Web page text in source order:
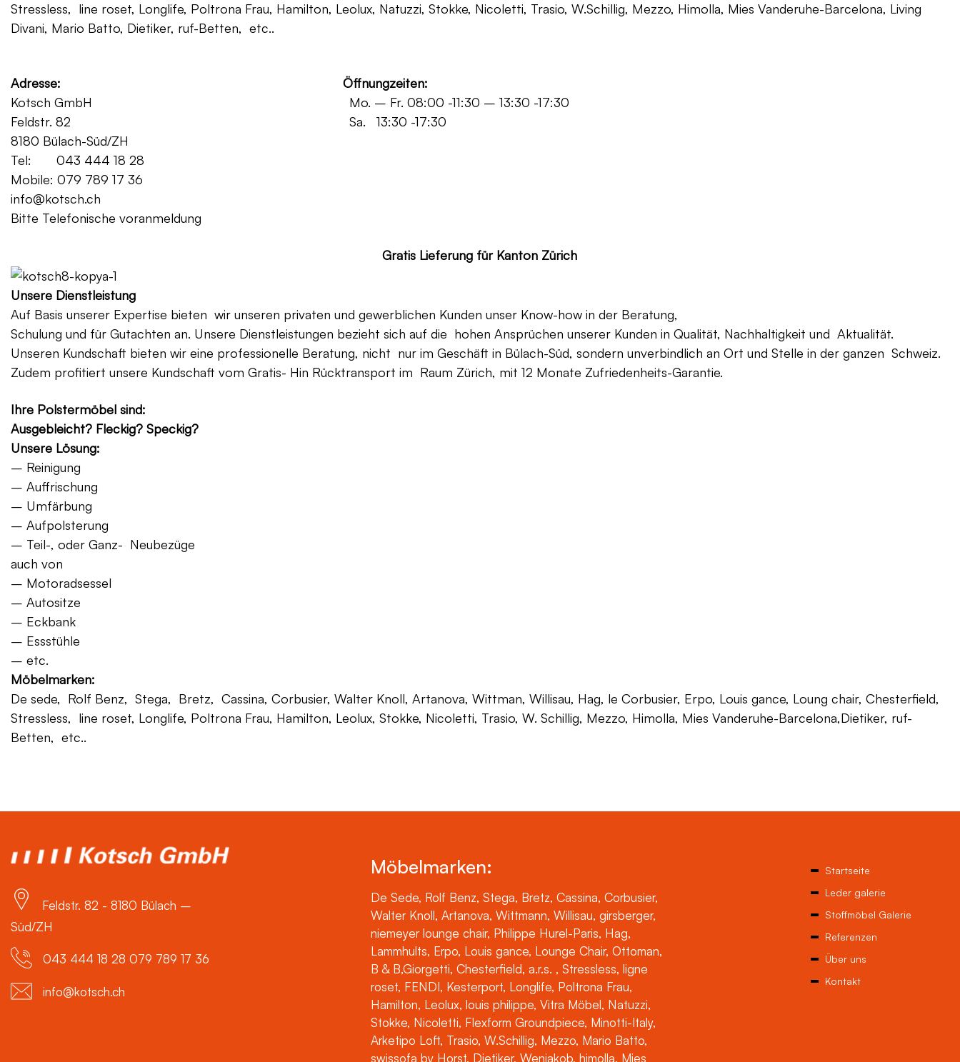
Stressless, line roset, Longlife, Poltrona Frau, Hamilton, Leolux, Natuzzi, Stokke, Nicoletti, Trasio, W.Schillig, Mezzo, Himolla, Mies Vanderuhe-Barcelona, Living
Divani, Mario Batto, Dietiker, ruf-Betten, etc..
Adresse:
Öffnungzeiten:
Kotsch GmbH Mo. – Fr. 08:00 -11:30 – 13:30 -17:30
Feldstr. 82 Sa. 13:30 -17:30
8180 Bülach-Süd/ZH
Tel: 043 444 18 28
Mobile: 079 789 17 36
info@kotsch.ch
Bitte Telefonische voranmeldung
Gratis Lieferung für Kanton Zürich
Unsere Dienstleistung
Auf Basis unserer Expertise bieten wir unseren privaten und gewerblichen Kunden unser Know-how in der Beratung,
Schulung und für Gutachten an. Unsere Dienstleistungen bezieht sich auf die hohen Ansprüchen unserer Kunden in Qualität, Nachhaltigkeit und Aktualität.
Unseren Kundschaft bieten wir eine professionelle Beratung, nicht nur im Geschäft in Bülach-Süd, sondern unverbindlich an Ort und Stelle in der ganzen Schweiz.
Zudem profitiert unsere Kundschaft vom Gratis- Hin Rücktransport im Raum Zürich, mit 12 Monate Zufriedenheits-Garantie.
Ihre Polstermöbel sind:
Ausgebleicht? Fleckig? Speckig?
Unsere Lösung:
– Reinigung
– Auffrischung
– Umfärbung
– Aufpolsterung
– Teil-, oder Ganz- Neubezüge
auch von
– Motoradsessel
– Autositze
– Eckbank
– Essstühle
– etc.
Möbelmarken:
De sede, Rolf Benz, Stega, Bretz, Cassina, Corbusier, Walter Knoll, Artanova, Wittman, Willisau, Hag, le Corbusier, Erpo, Louis gance, Loung chair, Chesterfield,
Stressless, line roset, Longlife, Poltrona Frau, Hamilton, Leolux, Stokke, Nicoletti, Trasio, W. Schillig, Mezzo, Himolla, Mies Vanderuhe-Barcelona,Dietiker, ruf-
Betten, etc..
Feldstr. 82 - 8180 Bülach –
Süd/ZH
043 444 18 28 079 789 17 36
info@kotsch.ch
Möbelmarken:
De Sede, Rolf Benz, Stega, Bretz, Cassina, Corbusier,
Walter Knoll, Artanova, Wittmann, Willisau, girsberger,
niemeyer lounge chair, Philippe Hurel-Paris, Hag,
Lammhults, Erpo, Louis gance, Lounge Chair, Ottoman,
B & B,Giorgetti, Chesterfield, a.r.s. , Stressless, ligne
roset, FENDI, Kesterport, Longlife, Poltrona Frau,
Hamilton, Leolux, louis philippe, Vitra Möbel, Natuzzi,
Stokke, Nicoletti, Flexform Groundpiece, Minotti-Italy,
Arketipo Loft, Trasio, W.Schillig, Mezzo, Mario Batto,
swissofa by Horst, Dietiker, Wenjakob, himolla, Mies
Startseite
Leder galerie
Stoffmöbel Galerie
Referenzen
Über uns
Kontakt